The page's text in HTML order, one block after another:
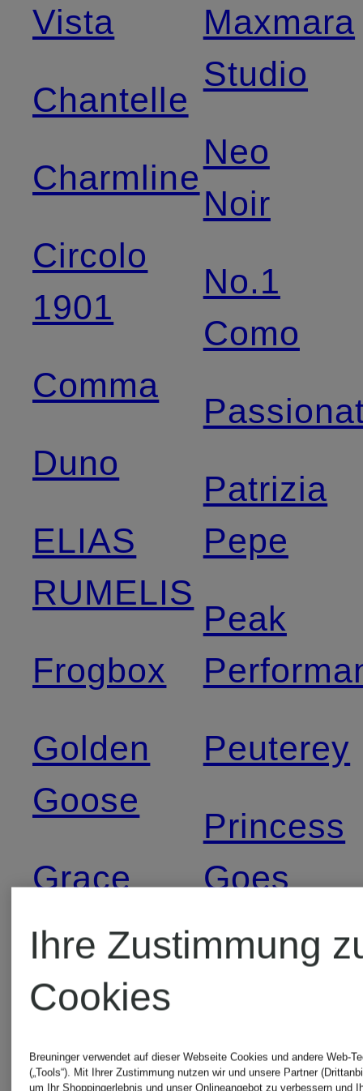
Vista
Chantelle
Charmline
Circolo
1901
Comma
Duno
ELIAS
RUMELIS
Frogbox
Golden
Goose
Grace
Hanro
Maxmara
Studio
Neo
Noir
No.1
Como
Patrizia
Pepe
Peak
Peuterey
Princess
Goes
Ihre Zustimmung
Cookies
Breuninger verwendet auf dieser Webseite Cookies und andere Web-
(„Tools“). Mit Ihrer Zustimmung nutzen wir und unsere Partner
um Ihr Shoppingerlebnis und unser Onlineangebot zu verbessern und